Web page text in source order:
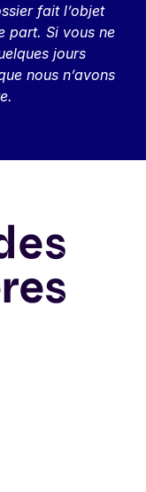
fait l’objet
part. Si vous ne
jours
nous n’avons